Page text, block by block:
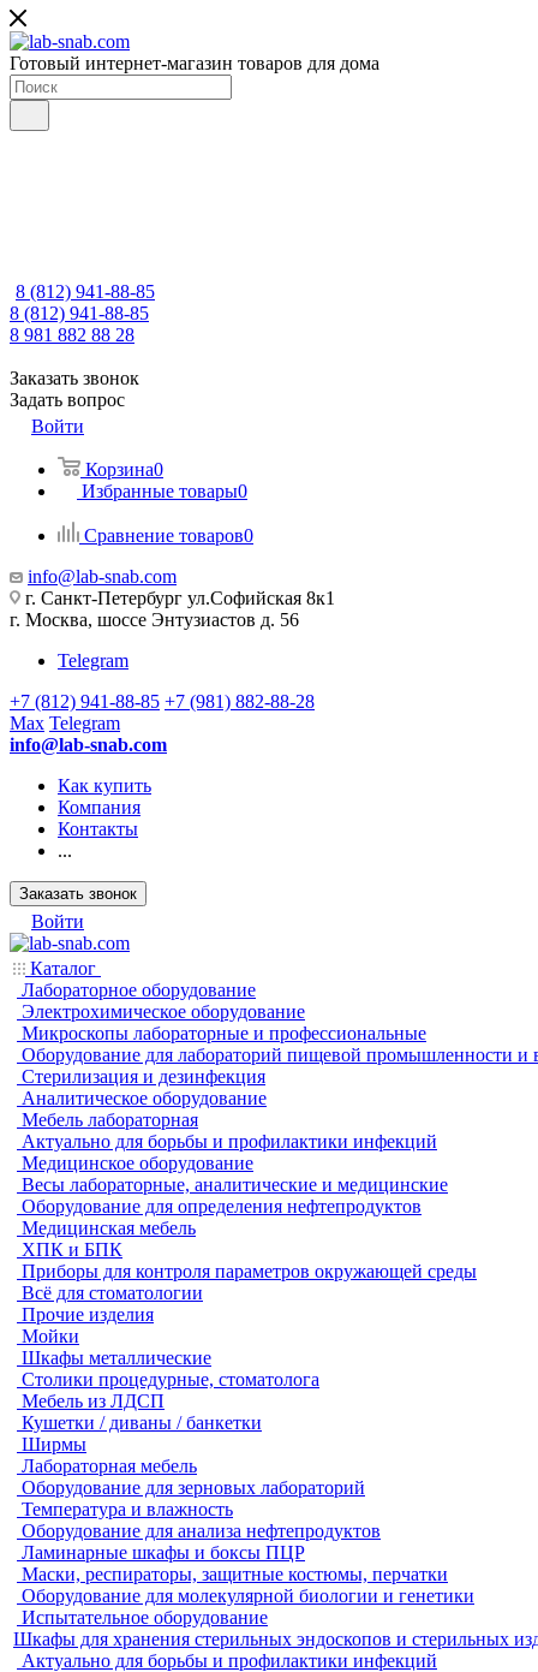
Готовый интернет-магазин товаров для дома
8 (812) 941-88-85
8 (812) 941-88-85
8 981 882 88 28
Заказать звонок
Задать вопрос
Войти
Корзина0
Избранные товары0
Сравнение товаров0
info@lab-snab.com
г. Санкт-Петербург ул.Софийская 8к1
г. Москва, шоссе Энтузиастов д. 56
Telegram
+7 (812) 941-88-85 +7 (981) 882-88-28
Max Telegram
info@lab-snab.com
Как купить
Компания
Контакты
...
Заказать звонок
Войти
Каталог
Лабораторное оборудование
Электрохимическое оборудование
Микроскопы лабораторные и профессиональные
Оборудование для лабораторий пищевой промышленности и
Стерилизация и дезинфекция
Аналитическое оборудование
Мебель лабораторная
Актуально для борьбы и профилактики инфекций
Медицинское оборудование
Весы лабораторные, аналитические и медицинские
Оборудование для определения нефтепродуктов
Медицинская мебель
ХПК и БПК
Приборы для контроля параметров окружающей среды
Всё для стоматологии
Прочие изделия
Мойки
Шкафы металлические
Столики процедурные, стоматолога
Мебель из ЛДСП
Кушетки / диваны / банкетки
Ширмы
Лабораторная мебель
Оборудование для зерновых лабораторий
Температура и влажность
Оборудование для анализа нефтепродуктов
Ламинарные шкафы и боксы ПЦР
Маски, респираторы, защитные костюмы, перчатки
Оборудование для молекулярной биологии и генетики
Испытательное оборудование
Шкафы для хранения стерильных эндоскопов и стерильных
Актуально для борьбы и профилактики инфекций